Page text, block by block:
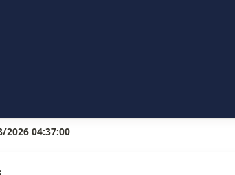
2026 04:37:00